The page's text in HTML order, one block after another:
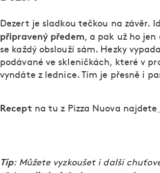
Dezert je sladkou tečkou na závěr.
připravený předem, a pak už ho
se každý obslouží sám. Hezky
podávané ve skleničkách, které v
vyndáte z lednice. Tím je přesně i
Recept na tu z Pizza Nuova najdete
Tip: Můžete vyzkoušet i další